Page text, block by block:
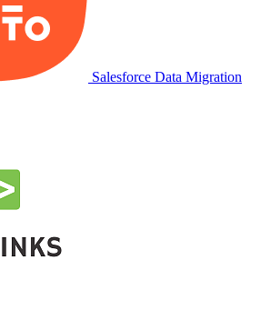
Salesforce Data Migration